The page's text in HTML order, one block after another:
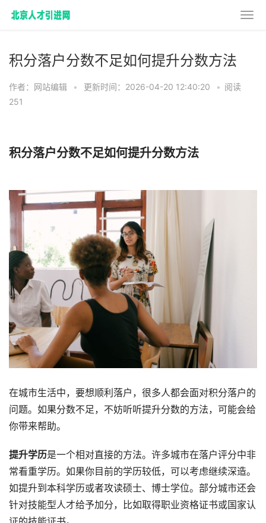
积分落户分数不足如何提升分数方法
作者：网站编辑 • 更新时间：2026-04-20 12:40:20 • 阅读
251
积分落户分数不足如何提升分数方法
在城市生活中，要想顺利落户，很多人都会面对积分落户的
问题。如果分数不足，不妨听听提升分数的方法，可能会给
你带来帮助。
提升学历是一个相对直接的方法。许多城市在落户评分中非
常看重学历。如果你目前的学历较低，可以考虑继续深造。
如提升到本科学历或者攻读硕士、博士学位。部分城市还会
针对技能型人才给予加分，比如取得职业资格证书或国家认